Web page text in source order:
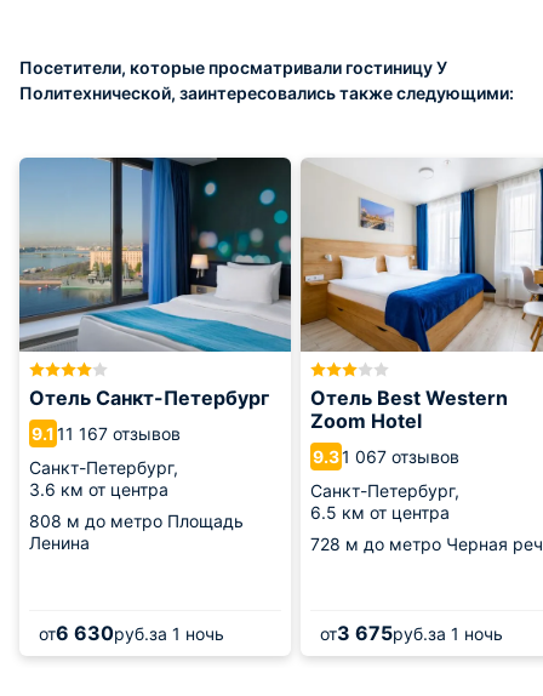
Посетители, которые просматривали гостиницу У
Политехнической, заинтересовались также следующими:
Отель Санкт-Петербург
9.111 167 отзывов
Санкт-Петербург,
3.6 км от центра
808 м до метро Площадь
Ленина
от6 630руб.за 1 ночь
Отель Best Western
Zoom Hotel
9.31 067 отзывов
Санкт-Петербург,
6.5 км от центра
728 м до метро Черная
от3 675руб.за 1 ночь